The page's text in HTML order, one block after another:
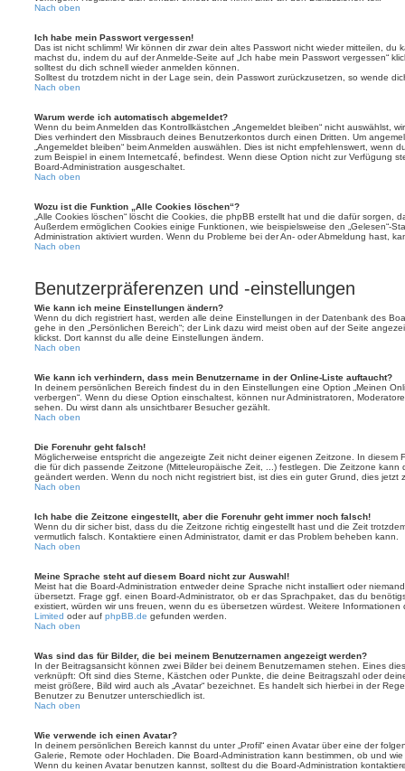
Nach oben
Ich habe mein Passwort vergessen!
Das ist nicht schlimm! Wir können dir zwar dein altes Passwort nicht wieder mitteilen, du
machst du, indem du auf der Anmelde-Seite auf „Ich habe mein Passwort vergessen“
solltest du dich schnell wieder anmelden können.
Solltest du trotzdem nicht in der Lage sein, dein Passwort zurückzusetzen, so wende
Nach oben
Warum werde ich automatisch abgemeldet?
Wenn du beim Anmelden das Kontrollkästchen „Angemeldet bleiben“ nicht auswählst,
Dies verhindert den Missbrauch deines Benutzerkontos durch einen Dritten. Um
„Angemeldet bleiben“ beim Anmelden auswählen. Dies ist nicht empfehlenswert, wenn
zum Beispiel in einem Internetcafé, befindest. Wenn diese Option nicht zur Verfügung
Board-Administration ausgeschaltet.
Nach oben
Wozu ist die Funktion „Alle Cookies löschen“?
„Alle Cookies löschen“ löscht die Cookies, die phpBB erstellt hat und die dafür sorgen,
Außerdem ermöglichen Cookies einige Funktionen, wie beispielsweise den „Gelesen“-
Administration aktiviert wurden. Wenn du Probleme bei der An- oder Abmeldung hast,
Nach oben
Benutzerpräferenzen und -einstellungen
Wie kann ich meine Einstellungen ändern?
Wenn du dich registriert hast, werden alle deine Einstellungen in der Datenbank des
gehe in den „Persönlichen Bereich“; der Link dazu wird meist oben auf der Seite
klickst. Dort kannst du alle deine Einstellungen ändern.
Nach oben
Wie kann ich verhindern, dass mein Benutzername in der Online-Liste auftaucht?
In deinem persönlichen Bereich findest du in den Einstellungen eine Option „Meinen
verbergen“. Wenn du diese Option einschaltest, können nur Administratoren,
sehen. Du wirst dann als unsichtbarer Besucher gezählt.
Nach oben
Die Forenuhr geht falsch!
Möglicherweise entspricht die angezeigte Zeit nicht deiner eigenen Zeitzone. In diesem
die für dich passende Zeitzone (Mitteleuropäische Zeit, ...) festlegen. Die Zeitzone kann
geändert werden. Wenn du noch nicht registriert bist, ist dies ein guter Grund, dies jetzt
Nach oben
Ich habe die Zeitzone eingestellt, aber die Forenuhr geht immer noch falsch!
Wenn du dir sicher bist, dass du die Zeitzone richtig eingestellt hast und die Zeit
vermutlich falsch. Kontaktiere einen Administrator, damit er das Problem beheben kann.
Nach oben
Meine Sprache steht auf diesem Board nicht zur Auswahl!
Meist hat die Board-Administration entweder deine Sprache nicht installiert oder
übersetzt. Frage ggf. einen Board-Administrator, ob er das Sprachpaket, das du
existiert, würden wir uns freuen, wenn du es übersetzen würdest. Weitere
Limited oder auf phpBB.de gefunden werden.
Nach oben
Was sind das für Bilder, die bei meinem Benutzernamen angezeigt werden?
In der Beitragsansicht können zwei Bilder bei deinem Benutzernamen stehen. Eines
verknüpft: Oft sind dies Sterne, Kästchen oder Punkte, die deine Beitragszahl oder
meist größere, Bild wird auch als „Avatar“ bezeichnet. Es handelt sich hierbei in der
Benutzer zu Benutzer unterschiedlich ist.
Nach oben
Wie verwende ich einen Avatar?
In deinem persönlichen Bereich kannst du unter „Profil“ einen Avatar über eine der
Galerie, Remote oder Hochladen. Die Board-Administration kann bestimmen, ob und
Wenn du keinen Avatar benutzen kannst, solltest du die Board-Administration